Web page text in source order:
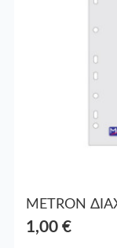
1,00 €